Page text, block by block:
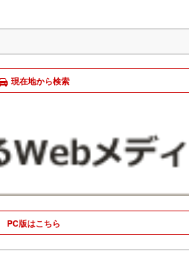
現在地から検索
PC版はこちら